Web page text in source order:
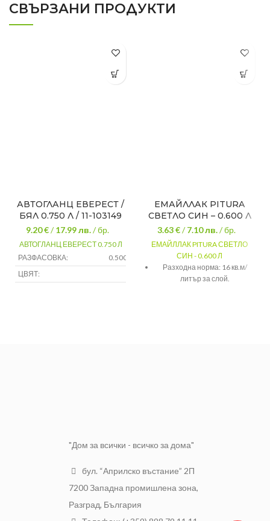
СВЪРЗАНИ ПРОДУКТИ
АВТОГЛАНЦ ЕВЕРЕСТ /
БЯЛ 0.750 Л / 11-103149
9.20 €/17.99лв./ бр.
АВТОГЛАНЦ ЕВЕРЕСТ 0.750 Л
РАЗФАСОВКА:
0.500 литра
ЦВЯТ:
ЕМАЙЛЛАК PITURA
СВЕТЛО СИН – 0.600 Л
3.63 €/7.10лв./ бр.
ЕМАЙЛЛАК PITURA СВЕТЛО
СИН - 0.600 Л
Разходна норма: 16 кв.м/
литър за слой.
"Дом за всички - всичко за дома"
бул. “Априлско въстание” 2П
7200 Западна промишлена зона,
Разград, България